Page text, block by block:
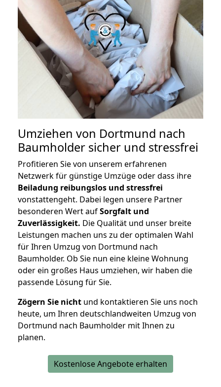
Umziehen von Dortmund nach
Baumholder sicher und stressfrei
Profitieren Sie von unserem erfahrenen
Netzwerk für günstige Umzüge oder dass ihre
Beiladung reibungslos und stressfrei
vonstattengeht. Dabei legen unsere Partner
besonderen Wert aufSorgfalt und
Zuverlässigkeit. Die Qualität und unser breite
Leistungen machen uns zu der optimalen Wahl
für Ihren Umzug von Dortmund nach
Baumholder. Ob Sie nun eine kleine Wohnung
oder ein großes Haus umziehen, wir haben die
passende Lösung für Sie.
Zögern Sie nicht und kontaktieren Sie uns noch
heute, um Ihren deutschlandweiten Umzug von
Dortmund nach Baumholder mit Ihnen zu
planen.
Kostenlose Angebote erhalten